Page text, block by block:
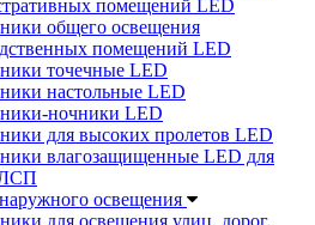
помещений LED
общего освещения
помещений LED
точечные LED
настольные LED
ночники LED
для высоких пролетов LED
влагозащищенные LED для
освещения
для освещения улиц, дорог,